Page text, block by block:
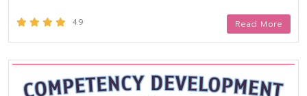
อักเสบ ถือเป็นโรคระบาดที่สำคัญและเป็นสาเหตุหลักที่ทำให้สัตว์เลี้ยง
เสียชีวิตในประเทศไทย จากนั้นจะเป็นข้อแนะนำสำหรับเจ้าของสัตว์
ถ่ายพยาธิ การกำจัดเห็บหมัด การใช้ผลิตภัณฑ์เกี่ยวกับสัตว์อย่าง
ปลอดภัย และการทำวัคซีนอย่างถูกต้อง
4.9 Read More